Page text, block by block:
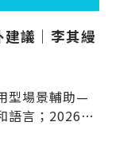
議｜李其縵
型場景輔助—
語言；2026的